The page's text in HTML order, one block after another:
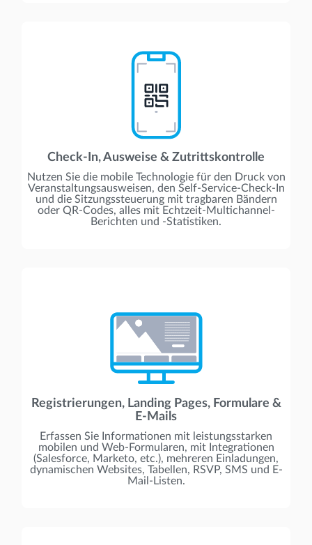
Check-In, Ausweise & Zutrittskontrolle
Nutzen Sie die mobile Technologie für den Druck von
Veranstaltungsausweisen, den Self-Service-Check-In
und die Sitzungssteuerung mit tragbaren Bändern
oder QR-Codes, alles mit Echtzeit-Multichannel-
Berichten und -Statistiken.
Registrierungen, Landing Pages, Formulare &
E-Mails
Erfassen Sie Informationen mit leistungsstarken
mobilen und Web-Formularen, mit Integrationen
(Salesforce, Marketo, etc.), mehreren Einladungen,
dynamischen Websites, Tabellen, RSVP, SMS und E-
Mail-Listen.